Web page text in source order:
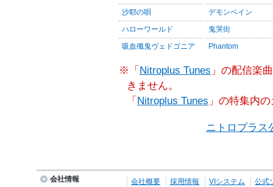
沙耶の唄 デモンベイン
ハローワールド 鬼哭街
吸血殲鬼ヴェドゴニア Phantom
※「 Nitroplus Tunes 」の配信楽
きません。
「 Nitroplus Tunes 」の特集内
ニトロプラス
会社情報 会社概要 採用情報 VIシステム 公式